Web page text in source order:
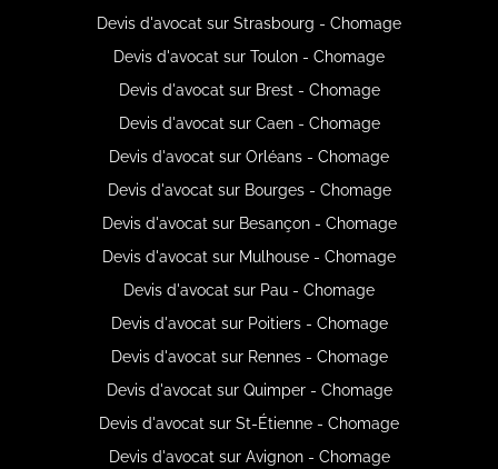
Devis d'avocat sur Strasbourg - Chomage
Devis d'avocat sur Toulon - Chomage
Devis d'avocat sur Brest - Chomage
Devis d'avocat sur Caen - Chomage
Devis d'avocat sur Orléans - Chomage
Devis d'avocat sur Bourges - Chomage
Devis d'avocat sur Besançon - Chomage
Devis d'avocat sur Mulhouse - Chomage
Devis d'avocat sur Pau - Chomage
Devis d'avocat sur Poitiers - Chomage
Devis d'avocat sur Rennes - Chomage
Devis d'avocat sur Quimper - Chomage
Devis d'avocat sur St-Étienne - Chomage
Devis d'avocat sur Avignon - Chomage